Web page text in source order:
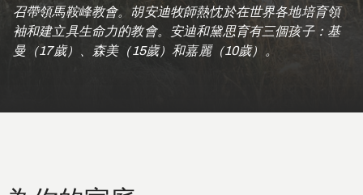
召帶領馬鞍峰教會。胡安迪牧師熱忱於在世界各地培育領
袖和建立具生命力的教會。安迪和黛思育有三個孩子：基
曼（17歲）、森美（15歲）和嘉麗（10歲）。